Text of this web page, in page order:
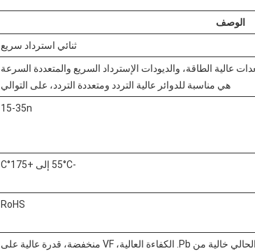
الوصف
ثنائي استرداد سريع
الطاقة، والديودات الإسترداد السريع والمتعددة السرعة
هي مناسبة للدوائر عالية التردد ومتعددة التردد، على التوالي
15-35n
-55°C إلى +175°C
RoHS
توفر حزم منخفضة الجهد الأمامي منخفضة التسرب الحالي خالية من Pb. الكفاءة العالية، VF منخفضة، قدرة عالية على